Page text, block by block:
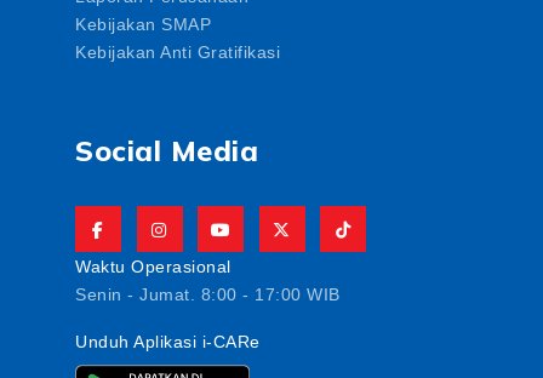
Kebijakan SMAP
Kebijakan Anti Gratifikasi
Social Media
Waktu Operasional
Senin - Jumat. 8:00 - 17:00 WIB
Unduh Aplikasi i-CARe